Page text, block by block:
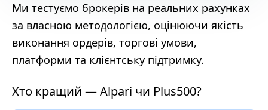
Ми тестуємо брокерів на реальних рахунках
за власною методологією, оцінюючи якість
виконання ордерів, торгові умови,
платформи та клієнтську підтримку.
Хто кращий — Alpari чи Plus500?